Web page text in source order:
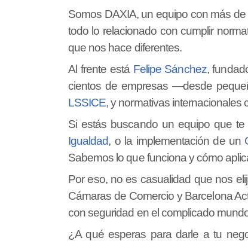
Somos DAXIA, un equipo con más
todo lo relacionado con cumplir
que nos hace diferentes.
Al frente está Felipe Sánchez,
cientos de empresas —desde
LSSICE, y normativas internacionales
Si estás buscando un equipo que
Igualdad, o la implementación de un
Sabemos lo que funciona y cómo
Por eso, no es casualidad que nos
Cámaras de Comercio y Barcelona
con seguridad en el complicado
¿A qué esperas para darle a tu